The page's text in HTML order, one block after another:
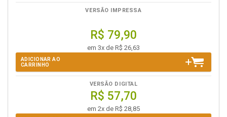
VERSÃO IMPRESSA
R$ 79,90
em 3x de R$ 26,63
ADICIONAR AO
CARRINHO
VERSÃO DIGITAL
R$ 57,70
em 2x de R$ 28,85